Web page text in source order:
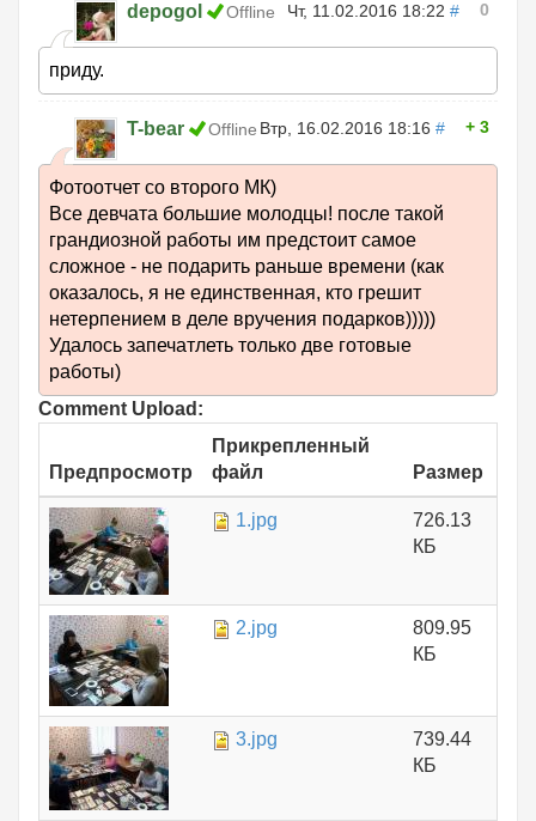
depogol Offline Чт, 11.02.2016 18:22 # 0
приду.
T-bear Offline Втр, 16.02.2016 18:16 # 3
Фотоотчет со второго МК)
Все девчата большие молодцы! после такой
грандиозной работы им предстоит самое
сложное - не подарить раньше времени (как
оказалось, я не единственная, кто грешит
нетерпением в деле вручения подарков)))))
Удалось запечатлеть только две готовые
работы)
Comment Upload:
Предпросмотр
Прикрепленный
файл
Размер
1.jpg
726.13
КБ
2.jpg
809.95
КБ
3.jpg
739.44
КБ